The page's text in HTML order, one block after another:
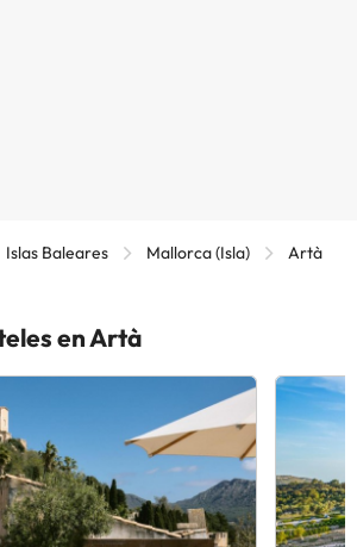
Islas Baleares Mallorca (Isla) Artà
en Artà